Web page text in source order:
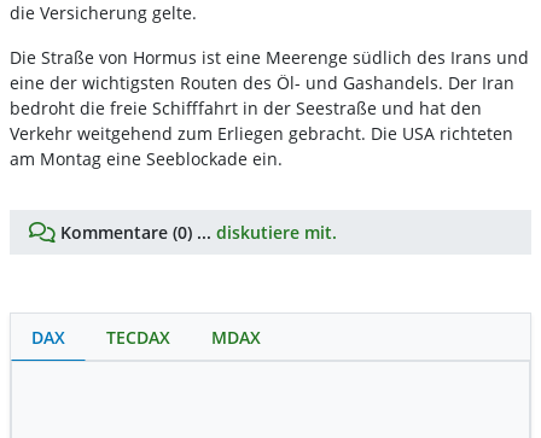
die Versicherung gelte.
Die Straße von Hormus ist eine Meerenge südlich des Irans und
eine der wichtigsten Routen des Öl- und Gashandels. Der Iran
bedroht die freie Schifffahrt in der Seestraße und hat den
Verkehr weitgehend zum Erliegen gebracht. Die USA richteten
am Montag eine Seeblockade ein.
Kommentare (0) ... diskutiere mit.
DAX TECDAX MDAX